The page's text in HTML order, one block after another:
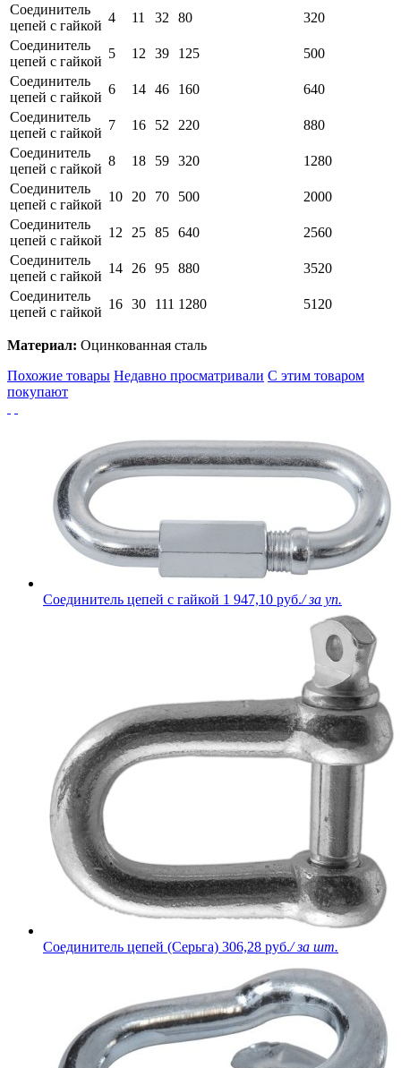
Соединитель
цепей с гайкой
4 11 32 80
320
Соединитель
цепей с гайкой
5 12 39 125
500
Соединитель
цепей с гайкой
6 14 46 160
640
Соединитель
цепей с гайкой
7 16 52 220
880
Соединитель
цепей с гайкой
8 18 59 320
1280
Соединитель
цепей с гайкой
10 20 70 500
2000
Соединитель
цепей с гайкой
12 25 85 640
2560
Соединитель
цепей с гайкой
14 26 95 880
3520
Соединитель
цепей с гайкой
16 30 111 1280 5120
Материал: Оцинкованная сталь
Похожие товары Недавно просматривали С этим товаром
покупают
Соединитель цепей с гайкой 1 947,10 руб./ за уп.
Соединитель цепей (Серьга) 306,28 руб./ за шт.